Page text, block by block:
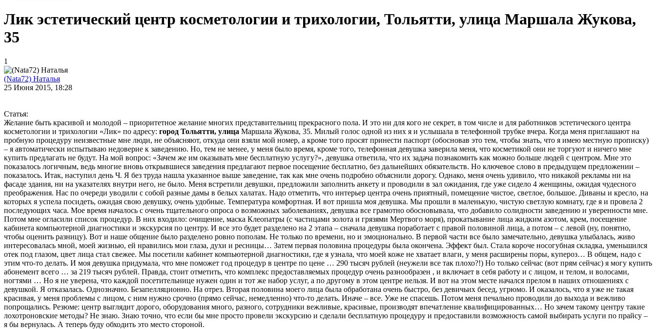
Лик эстетический центр косметологии и трихологии, Тольятти, улица Маршала Жукова,
35
1
(Nata72) Наталья
25 Июня 2015, 18:28
Статья:
Желание быть красивой и молодой – приоритетное желание многих представительниц прекрасного пола. И это ни для кого не секрет, в том числе и для работников эстетического центра
косметологии и трихологии «Лик» по адресу: город Тольятти, улица Маршала Жукова, 35. Милый голос одной из них я и услышала в телефонной трубке вчера. Когда меня приглашают на
пробную процедуру неизвестные мне люди, не объясняют, откуда они взяли мой номер, а кроме того просят принести паспорт (обосновав это тем, чтобы знать, что я имею местную прописку)
– я автоматически испытываю недоверие к заведению. Но, тем не менее, у меня было время, кроме того, телефонная девушка заверила меня, что косметикой они не торгуют и ничего мне
купить предлагать не будут. На мой вопрос: «Зачем же им оказывать мне бесплатную услугу?», девушка ответила, что их задача познакомить как можно больше людей с центром. Мне это
показалось логичным, ведь многие вновь открывшиеся заведения предлагают первое посещение бесплатно, без дальнейших обязательств. Но ключевое слово в предыдущем предложении –
показалось. Итак, наступил день Ч. Я без труда нашла указанное выше заведение, так как мне очень подробно объяснили дорогу. Однако, меня очень удивило, что никакой рекламы ни на
фасаде здания, ни на указателях внутри него, не было. Меня встретили девушки, предложили заполнить анкету и проводили в зал ожидания, где уже сидело 4 женщины, ожидая чудесного
преображения. Нас по очереди уводили с собой разные дамы в белых халатах. Надо отметить, что интерьер центра очень приятный, помещение чистое, светлое, большое. Диваны и кресло, на
которых я успела посидеть, ожидая свою девушку, очень удобные. Температура комфортная. И вот пришла моя девушка. Мы прошли в маленькую, чистую светлую комнату, где я и провела 2
последующих часа. Мое время началось с очень тщательного опроса о возможных заболеваниях, девушка все грамотно обосновывала, что добавило солидности заведению и уверенности мне.
Потом мне огласили список процедур. В них входило: очищение, маска Клеопатры (с частицами золота и грязями Мертвого моря), прокатывание лица жидким азотом, крем, посещение
кабинета компьютерной диагностики и экскурсия по центру. И все это будет разделено на 2 этапа – сначала девушка поработает с правой половиной лица, а потом – с левой (ну, понятно,
чтобы оценить разницу). Вот и наше общение было разделено ровно пополам. Не только по времени, но и эмоционально. В первой части все было замечательно, девушка улыбалась, живо
интересовалась мной, моей жизнью, ей нравились мои глаза, духи и ресницы… Затем первая половина процедуры была окончена. Эффект был. Стала короче носогубная складка, уменьшился
отек под глазом, цвет лица стал свежее. Мы посетили кабинет компьютерной диагностики, где я узнала, что моей коже не хватает влаги, у меня расширены поры, купероз… В общем, надо с
этим что-то делать. И моя девушка придумала, что мне поможет год процедур в центре по цене … 290 тысяч рублей (неужели все так плохо?!) Но только сейчас (вот прям сейчас) я могу купить
абонемент всего … за 219 тысяч рублей. Правда, стоит отметить, что комплекс предоставляемых процедур очень разнообразен , и включает в себя работу и с лицом, и телом, и волосами,
ногтями … Но я не уверена, что каждой посетительнице нужен один и тот же набор услуг, а по другому в этом центре нельзя. И вот на этом месте начался прелом в наших отношениях с
девушкой. Я отказалась. Однозначно. Безапелляционно. На отрез. Вторая половина моего лица была обработана очень быстро, без девичьих бесед, угрюмо. И оказалось, что я уже не такая
красивая, у меня проблемы с лицом, с ним нужно срочно (прямо сейчас, немедленно) что-то делать. Иначе – все. Уже не спасешь. Потом меня печально проводили до выхода и вежливо
попрощались. Резюме: центр выглядит дорого, оборудования много, разного, сотрудники вежливые, красивые, производят впечатление квалифицированных… Но зачем такому центру такие
лохотроновские методы? Не знаю. Знаю точно, что если бы мне просто провели экскурсию и сделали бесплатную процедуру и предоставили возможность самой выбирать услуги по прайсу –
я бы вернулась. А теперь буду обходить это место стороной.